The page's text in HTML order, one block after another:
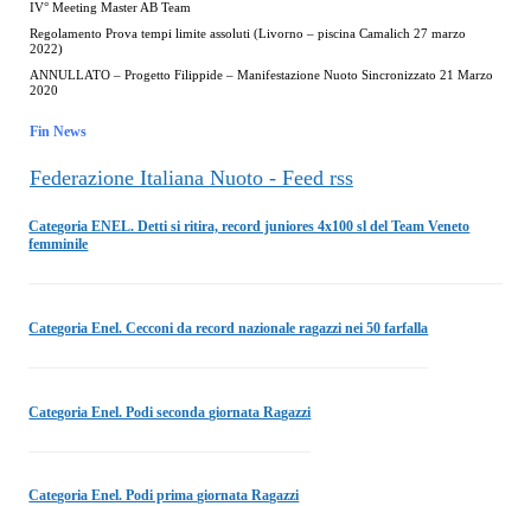
IV° Meeting Master AB Team
Regolamento Prova tempi limite assoluti (Livorno – piscina Camalich 27 marzo
2022)
ANNULLATO – Progetto Filippide – Manifestazione Nuoto Sincronizzato 21 Marzo
2020
Fin News
Federazione Italiana Nuoto - Feed rss
Categoria ENEL. Detti si ritira, record juniores 4x100 sl del Team Veneto
femminile
Categoria Enel. Cecconi da record nazionale ragazzi nei 50 farfalla
Categoria Enel. Podi seconda giornata Ragazzi
Categoria Enel. Podi prima giornata Ragazzi